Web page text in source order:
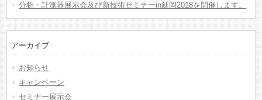
分析・計測器展示会及び新技術セミナーin延岡2018を開催します。
アーカイブ
お知らせ
キャンペーン
セミナー展示会